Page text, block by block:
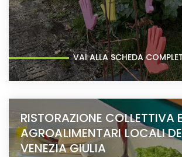
VAI ALLA SCHEDA
RISTORAZIONE COLLETTIVA
AGROALIMENTARI LOCALI
VENEZIA GIULIA